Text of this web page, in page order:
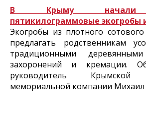
В Крыму начали
пятикилограммовые экогробы
Экогробы из плотного
предлагать родственникам
традиционными
захоронений и кремации.
руководитель Крымской
мемориальной компании Михаил